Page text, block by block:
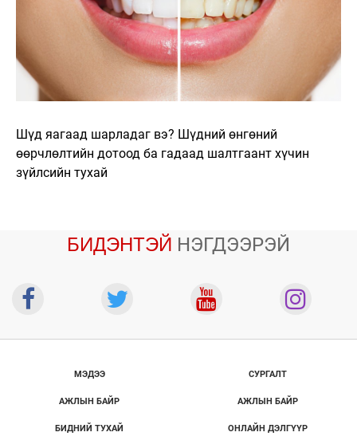
Шүд яагаад шарладаг вэ? Шүдний өнгөний
өөрчлөлтийн дотоод ба гадаад шалтгаант хүчин
зүйлсийн тухай
БИДЭНТЭЙ НЭГДЭЭРЭЙ
МЭДЭЭ
АЖЛЫН БАЙР
БИДНИЙ ТУХАЙ
СУРГАЛТ
АЖЛЫН БАЙР
ОНЛАЙН ДЭЛГҮҮР